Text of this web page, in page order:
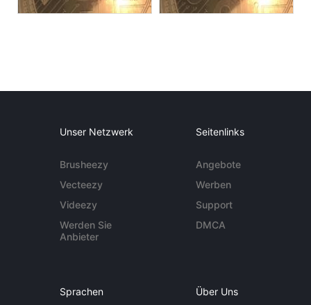
Unser Netzwerk
Brusheezy
Vecteezy
Videezy
Werden Sie
Anbieter
Seitenlinks
Angebote
Werben
Support
DMCA
Sprachen Über Uns